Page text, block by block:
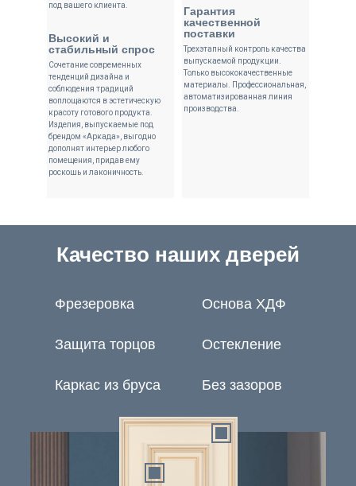
под вашего клиента.
Высокий и
стабильный спрос
Сочетание современных
тенденций дизайна и
соблюдения традиций
воплощаются в эстетическую
красоту готового продукта.
Изделия, выпускаемые под
брендом «Аркада», выгодно
дополнят интерьер любого
помещения, придав ему
роскошь и лаконичность.
Гарантия
качественной
поставки
Трехэтапный контроль качества
выпускаемой продукции.
Только высококачественные
материалы. Профессиональная,
автоматизированная линия
производства.
Качество наших дверей
Каркас из бруса
Защита торцов
Фрезеровка
Остекление
Основа ХДФ
Без зазоров